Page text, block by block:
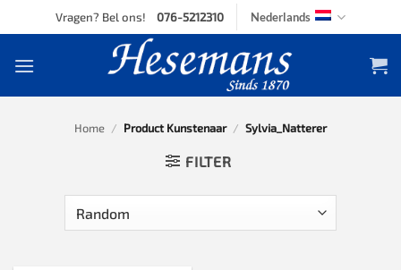
to
Vragen? Bel ons! 076-5212310 Nederlands
Home / Product Kunstenaar / Sylvia_Natterer
FILTER